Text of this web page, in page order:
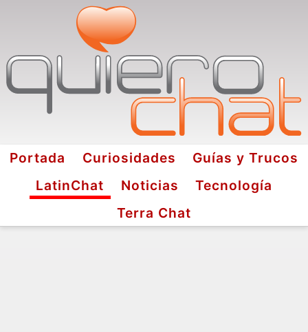
Portada Curiosidades
Guías y Trucos
LatinChat
Noticias
Tecnología
Terra Chat